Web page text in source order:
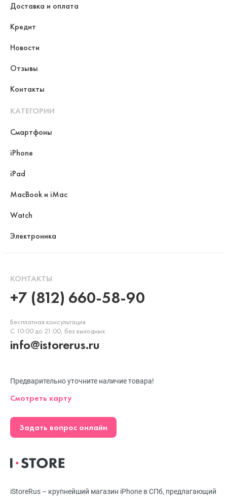
iStoreRus – крупнейший магазин iPhone в СПб, предлагающий
Доставка и оплата
Кредит
Новости
Отзывы
Контакты
КАТЕГОРИИ
Смартфоны
iPhone
iPad
MacBook и iMac
Watch
Электроника
КОНТАКТЫ
+7 (812) 660-58-90
Бесплатная консультация
С 10:00 до 21:00, без выходных
info@istorerus.ru
Предварительно уточните наличие товара!
Смотреть карту
Задать вопрос онлайн